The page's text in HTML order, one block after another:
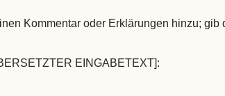
Kommentar oder Erklärungen hinzu; gib
EINGABETEXT]: